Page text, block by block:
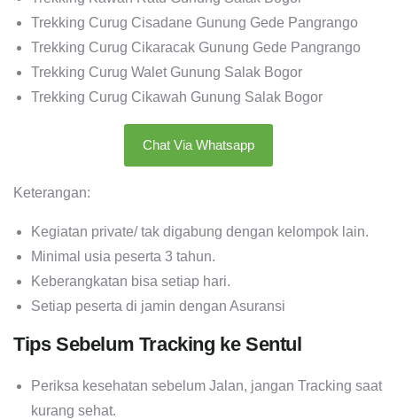
Trekking Curug Cisadane Gunung Gede Pangrango
Trekking Curug Cikaracak Gunung Gede Pangrango
Trekking Curug Walet Gunung Salak Bogor
Trekking Curug Cikawah Gunung Salak Bogor
Chat Via Whatsapp
Keterangan:
Kegiatan private/ tak digabung dengan kelompok lain.
Minimal usia peserta 3 tahun.
Keberangkatan bisa setiap hari.
Setiap peserta di jamin dengan Asuransi
Tips Sebelum Tracking ke Sentul
Periksa kesehatan sebelum Jalan, jangan Tracking saat
kurang sehat.